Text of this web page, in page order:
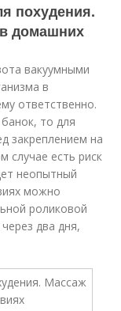
похудения.
домашних
вакуумными
в
ответственно.
то для
закреплением на
случае есть риск
неопытный
можно
роликовой
два дня,